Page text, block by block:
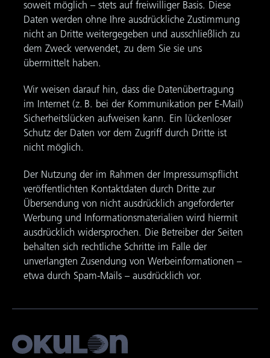
soweit möglich – stets auf freiwilliger Basis. Diese
Daten werden ohne Ihre ausdrückliche Zustimmung
nicht an Dritte weitergegeben und ausschließlich zu
dem Zweck verwendet, zu dem Sie sie uns
übermittelt haben.
Wir weisen darauf hin, dass die Datenübertragung
im Internet (z. B. bei der Kommunikation per E-Mail)
Sicherheitslücken aufweisen kann. Ein lückenloser
Schutz der Daten vor dem Zugriff durch Dritte ist
nicht möglich.
Der Nutzung der im Rahmen der Impressumspflicht
veröffentlichten Kontaktdaten durch Dritte zur
Übersendung von nicht ausdrücklich angeforderter
Werbung und Informationsmaterialien wird hiermit
ausdrücklich widersprochen. Die Betreiber der Seiten
behalten sich rechtliche Schritte im Falle der
unverlangten Zusendung von Werbeinformationen –
etwa durch Spam-Mails – ausdrücklich vor.